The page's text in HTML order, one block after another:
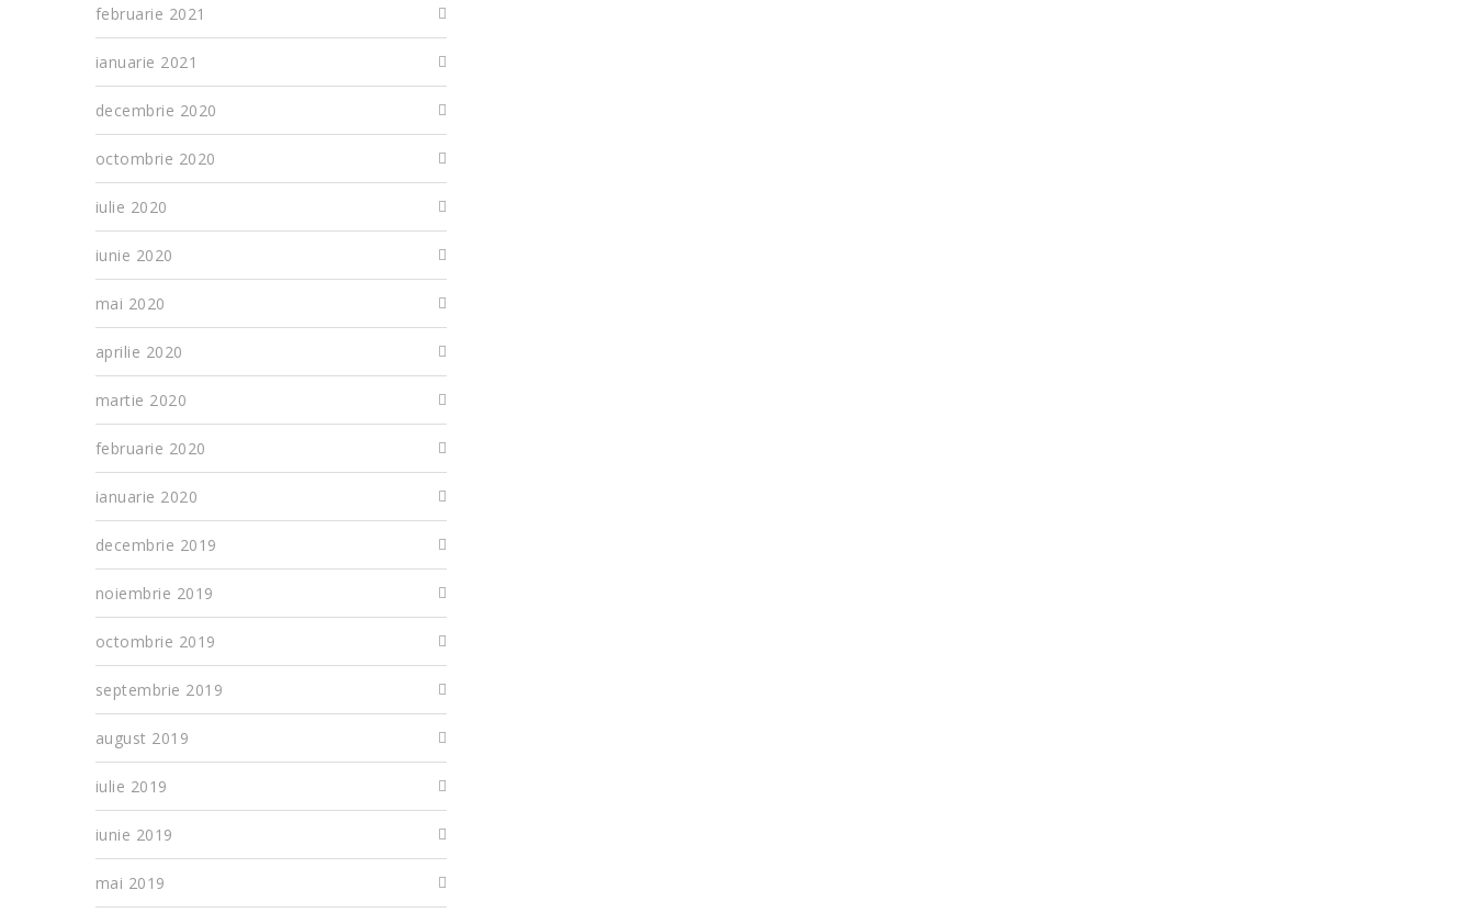
februarie 2021
ianuarie 2021
decembrie 2020
octombrie 2020
iulie 2020
iunie 2020
mai 2020
aprilie 2020
martie 2020
februarie 2020
ianuarie 2020
decembrie 2019
noiembrie 2019
octombrie 2019
septembrie 2019
august 2019
iulie 2019
iunie 2019
mai 2019